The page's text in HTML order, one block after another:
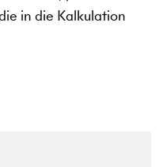
in die Kalkulation